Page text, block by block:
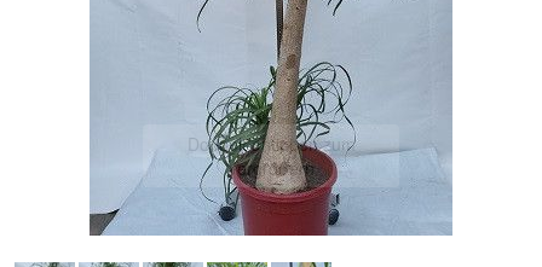
Doppelt antippen zum
vergrößern